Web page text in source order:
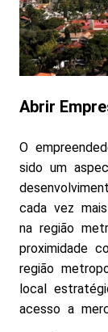
Abrir
O
sido um
cada vez
na região
proximidade
região
local
acesso a